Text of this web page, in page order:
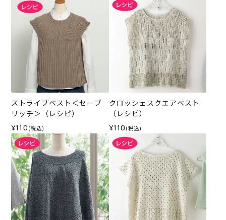
ストライプベスト＜セーブ
リッチ＞（レシピ）
¥110 (税込)
クロッシェスクエアベスト
（レシピ）
¥110 (税込)